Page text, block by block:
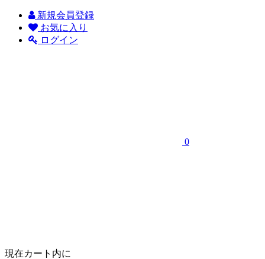
新規会員登録
お気に入り
ログイン
0
現在カート内に